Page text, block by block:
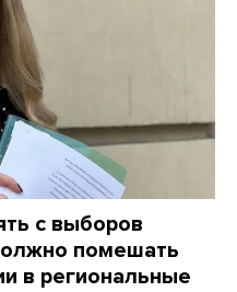
с выборов
помешать
в региональные